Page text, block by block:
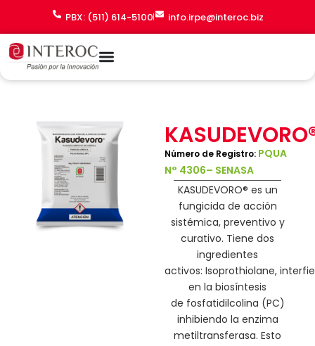
contenido
PBX: (511) 614-5100 info.irpe@interoc.biz
Número de Registro: PQUA
N° 4306– SENASA
KASUDEVORO® es un
fungicida de acción
sistémica, preventivo y
curativo. Tiene dos
ingredientes
activos: Isoprothiolane, i
en la biosíntesis
de fosfatidilcolina (PC)
inhibiendo la enzima
metiltransferasa. Esto